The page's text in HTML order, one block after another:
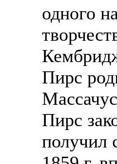
одного
Пирс
Пирс
получил